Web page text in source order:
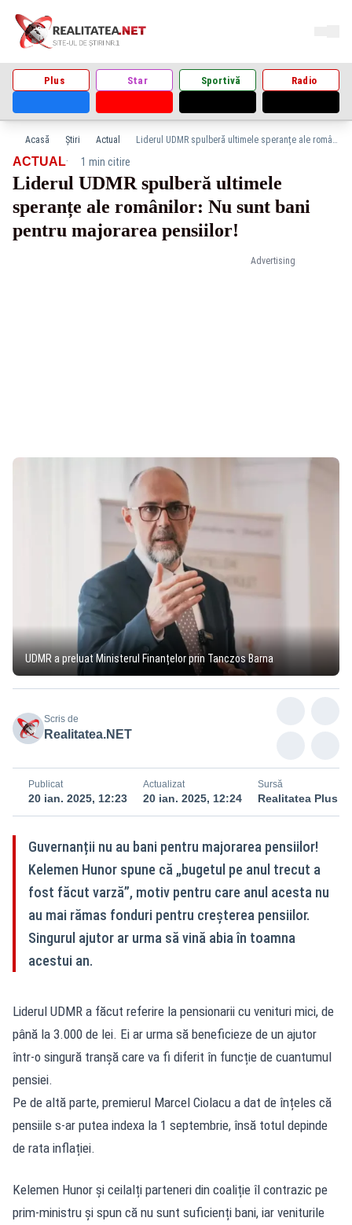
Plus Star Sportivă Radio
Acasă Știri Actual Liderul UDMR spulberă ultimele speranțe ale românilor: Nu sunt bani pentru majorarea pensiilor!
Advertising
ACTUAL· 1 min citire
Liderul UDMR spulberă ultimele
speranțe ale românilor: Nu sunt bani
pentru majorarea pensiilor!
UDMR a preluat Ministerul Finanțelor prin Tanczos Barna
Scris de
Realitatea.NET
Publicat
20 ian. 2025, 12:23
Actualizat
20 ian. 2025, 12:24
Sursă
Realitatea Plus
Guvernanții nu au bani pentru majorarea pensiilor!
Kelemen Hunor spune că „bugetul pe anul trecut a
fost făcut varză”, motiv pentru care anul acesta nu
au mai rămas fonduri pentru creșterea pensiilor.
Singurul ajutor ar urma să vină abia în toamna
acestui an.
Liderul UDMR a făcut referire la pensionarii cu venituri mici, de
până la 3.000 de lei. Ei ar urma să beneficieze de un ajutor
într-o singură tranșă care va fi diferit în funcție de cuantumul
pensiei.
Pe de altă parte, premierul Marcel Ciolacu a dat de înțeles că
pensiile s-ar putea indexa la 1 septembrie, însă totul depinde
de rata inflației.
Kelemen Hunor și ceilalți parteneri din coaliție îl contrazic pe
prim-ministru și spun că nu sunt suficienți bani, iar veniturile